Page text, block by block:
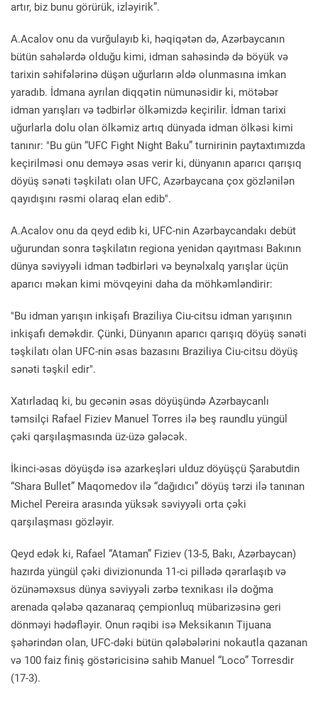
artır, biz bunu görürük, izləyirik”.
A.Acalov onu da vurğulayıb ki, həqiqətən də, Azərbaycanın
bütün sahələrdə olduğu kimi, idman sahəsində də böyük və
tarixin səhifələrinə düşən uğurların əldə olunmasına imkan
yaradıb. İdmana ayrılan diqqətin nümunəsidir ki, mötəbər
idman yarışları və tədbirlər ölkəmizdə keçirilir. İdman tarixi
uğurlarla dolu olan ölkəmiz artıq dünyada idman ölkəsi kimi
tanınır: "Bu gün “UFC Fight Night Baku” turnirinin paytaxtımızda
keçirilməsi onu deməyə əsas verir ki, dünyanın aparıcı qarışıq
döyüş sənəti təşkilatı olan UFC, Azərbaycana çox gözlənilən
qayıdışını rəsmi olaraq elan edib".
A.Acalov onu da qeyd edib ki, UFC-nin Azərbaycandakı debüt
uğurundan sonra təşkilatın regiona yenidən qayıtması Bakının
dünya səviyyəli idman tədbirləri və beynəlxalq yarışlar üçün
aparıcı məkan kimi mövqeyini daha da möhkəmləndirir:
"Bu idman yarışın inkişafı Braziliya Ciu-citsu idman yarışının
inkişafı deməkdir. Çünki, Dünyanın aparıcı qarışıq döyüş sənəti
təşkilatı olan UFC-nin əsas bazasını Braziliya Ciu-citsu döyüş
sənəti təşkil edir".
Xatırladaq ki, bu gecənin əsas döyüşündə Azərbaycanlı
təmsilçi Rafael Fiziev Manuel Torres ilə beş raundlu yüngül
çəki qarşılaşmasında üz-üzə gələcək.
İkinci-əsas döyüşdə isə azarkeşləri ulduz döyüşçü Şarabutdin
“Shara Bullet” Maqomedov ilə “dağıdıcı” döyüş tərzi ilə tanınan
Michel Pereira arasında yüksək səviyyəli orta çəki
qarşılaşması gözləyir.
Qeyd edək ki, Rafael “Ataman” Fiziev (13-5, Bakı, Azərbaycan)
hazırda yüngül çəki divizionunda 11-ci pillədə qərarlaşıb və
özünəməxsus dünya səviyyəli zərbə texnikası ilə doğma
arenada qələbə qazanaraq çempionluq mübarizəsinə geri
dönməyi hədəfləyir. Onun rəqibi isə Meksikanın Tijuana
şəhərindən olan, UFC-dəki bütün qələbələrini nokautla qazanan
və 100 faiz finiş göstəricisinə sahib Manuel “Loco” Torresdir
(17-3).